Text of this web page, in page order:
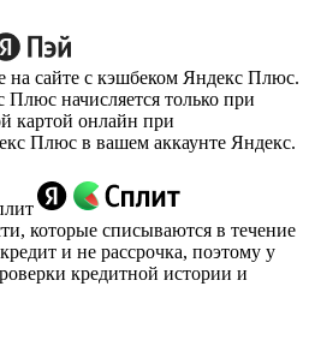
на сайте с кэшбеком Яндекс Плюс.
начисляется только при
картой онлайн при
Плюс в вашем аккаунте Яндекс.
которые списываются в течение
и не рассрочка, поэтому у
кредитной истории и